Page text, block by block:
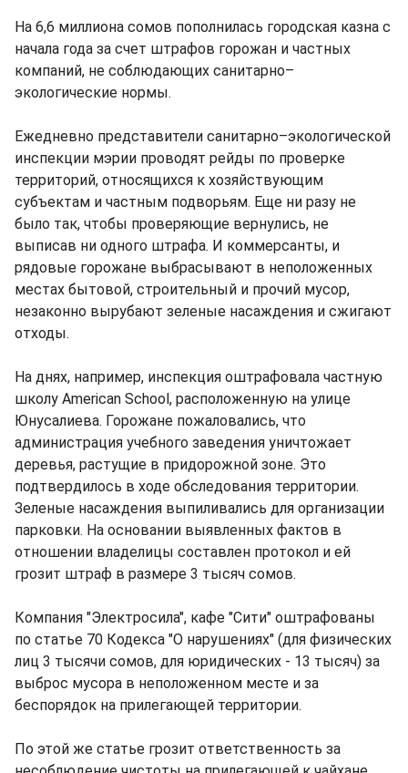
На 6,6 миллиона сомов пополнилась городская казна с
начала года за счет штрафов горожан и частных
компаний, не соблюдающих санитарно–
экологические нормы.
Ежедневно представители санитарно–экологической
инспекции мэрии проводят рейды по проверке
территорий, относящихся к хозяйствующим
субъектам и частным подворьям. Еще ни разу не
было так, чтобы проверяющие вернулись, не
выписав ни одного штрафа. И коммерсанты, и
рядовые горожане выбрасывают в неположенных
местах бытовой, строительный и прочий мусор,
незаконно вырубают зеленые насаждения и сжигают
отходы.
На днях, например, инспекция оштрафовала частную
школу American School, расположенную на улице
Юнусалиева. Горожане пожаловались, что
администрация учебного заведения уничтожает
деревья, растущие в придорожной зоне. Это
подтвердилось в ходе обследования территории.
Зеленые насаждения выпиливались для организации
парковки. На основании выявленных фактов в
отношении владелицы составлен протокол и ей
грозит штраф в размере 3 тысяч сомов.
Компания "Электросила", кафе "Сити" оштрафованы
по статье 70 Кодекса "О нарушениях" (для физических
лиц 3 тысячи сомов, для юридических - 13 тысяч) за
выброс мусора в неположенном месте и за
беспорядок на прилегающей территории.
По этой же статье грозит ответственность за